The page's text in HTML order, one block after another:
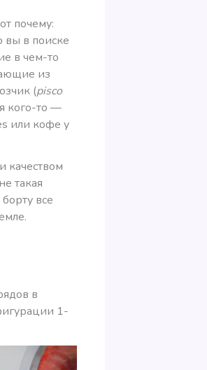
почему:
вы в поиске
в чем-то
из
(pisco
кого-то —
или кофе у
качеством
такая
все
в
1-